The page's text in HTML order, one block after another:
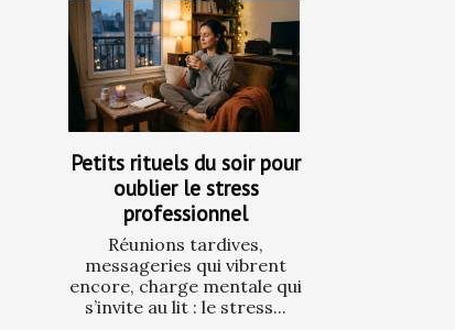
Petits rituels du soir pour
oublier le stress
professionnel
Réunions tardives,
messageries qui vibrent
encore, charge mentale qui
s’invite au lit : le stress...